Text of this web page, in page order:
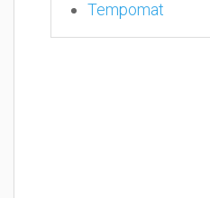
Tempomat